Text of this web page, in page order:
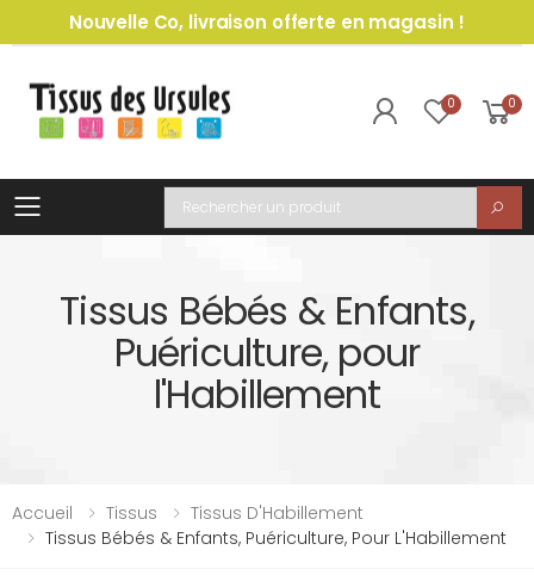
Nouvelle Co, livraison offerte en magasin !
0 0
Toggle mobile menu
Recherche
Tissus Bébés & Enfants,
Puériculture, pour
l'Habillement
Accueil Tissus
Tissus D'Habillement
Tissus Bébés & Enfants, Puériculture, Pour L'Habillement